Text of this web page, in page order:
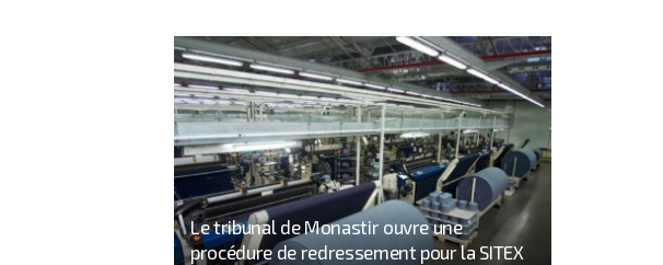
Le tribunal de Monastir ouvre une
procédure de redressement pour la SITEX